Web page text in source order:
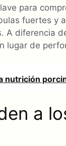
para
fuertes y
A diferencia
lugar de
nutrición
a